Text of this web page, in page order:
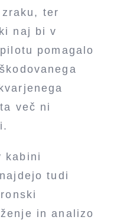
ter
naj bi v
pomagalo
več ni
kabini
tudi
in analizo